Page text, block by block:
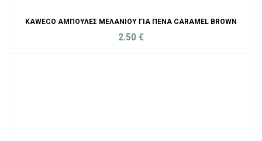
KAWECO ΑΜΠΟΎΛΕΣ ΜΕΛΑΝΙΟΎ ΓΙΑ ΠΈΝΑ CARAMEL BROWN
2.50 €